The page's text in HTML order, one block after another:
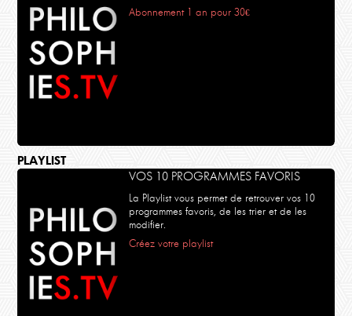
Abonnement 1 an pour 30€
PLAYLIST
VOS 10 PROGRAMMES FAVORIS
La Playlist vous permet de retrouver vos 10
programmes favoris, de les trier et de les
modifier.
Créez votre playlist